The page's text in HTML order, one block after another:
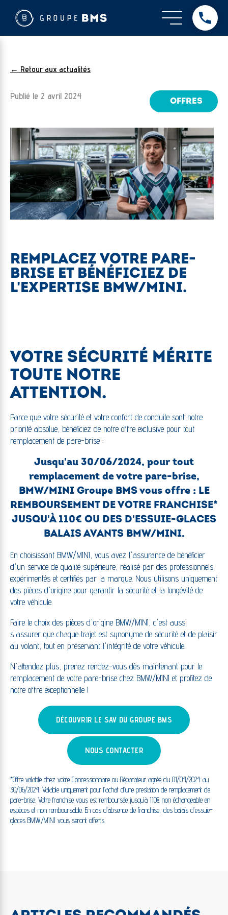
← Retour aux actualités
Publié le 2 avril 2024
OFFRES
REMPLACEZ VOTRE PARE-
BRISE ET BÉNÉFICIEZ DE
L'EXPERTISE BMW/MINI.
VOTRE SÉCURITÉ MÉRITE
TOUTE NOTRE
ATTENTION.
Parce que votre sécurité et votre confort de conduite sont notre
priorité absolue, bénéficiez de notre offre exclusive pour tout
remplacement de pare-brise :
Jusqu'au 30/06/2024, pour tout
remplacement de votre pare-brise,
BMW/MINI Groupe BMS vous offre : LE
REMBOURSEMENT DE VOTRE FRANCHISE*
JUSQU'À 110€ OU DES D'ESSUIE-GLACES
BALAIS AVANTS BMW/MINI.
En choisissant BMW/MINI, vous avez l'assurance de bénéficier
d'un service de qualité supérieure, réalisé par des professionnels
expérimentés et certifiés par la marque. Nous utilisons uniquement
des pièces d'origine pour garantir la sécurité et la longévité de
votre véhicule.
Faire le choix des pièces d'origine BMW/MINI, c'est aussi
s'assurer que chaque trajet est synonyme de sécurité et de plaisir
au volant, tout en préservant l'intégrité de votre véhicule.
N'attendez plus, prenez rendez-vous dès maintenant pour le
remplacement de votre pare-brise chez BMW/MINI et profitez de
notre offre exceptionnelle !
DÉCOUVRIR LE SAV DU GROUPE BMS
NOUS CONTACTER
*Offre valable chez votre Concessionnaire ou Réparateur agréé du 01/04/2024 au
30/06/2024. Valable uniquement pour l’achat d’une prestation de remplacement de
pare-brise. Votre franchise vous est remboursée jusqu’à 110€ non échangeable en
espèces et non remboursable. En cas d’absence de franchise, des balais d’essuie-
glaces BMW/MINI vous seront offerts.